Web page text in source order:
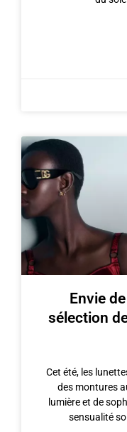
Envie
sélection
Cet été, les
des montures
lumière et de
sensualité